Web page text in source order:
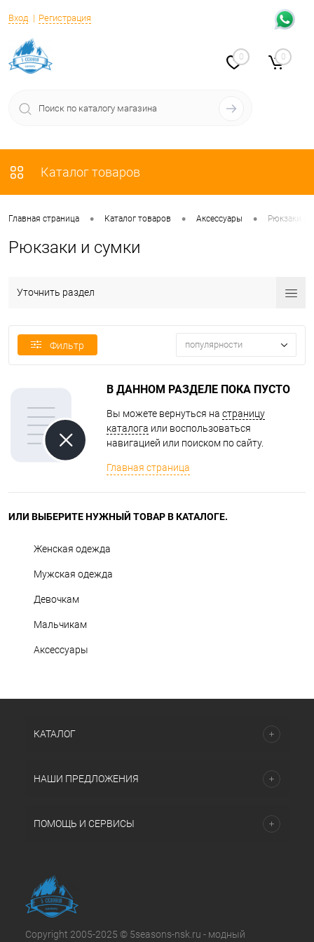
Вход Регистрация
0 0
Каталог товаров
Главная страница • Каталог товаров • Аксессуары • Рюкзаки и
Рюкзаки и сумки
Уточнить раздел
Фильтр популярности
В ДАННОМ РАЗДЕЛЕ ПОКА ПУСТО
Вы можете вернуться на страницу
каталога или воспользоваться
навигацией или поиском по сайту.
Главная страница
ИЛИ ВЫБЕРИТЕ НУЖНЫЙ ТОВАР В КАТАЛОГЕ.
Женская одежда
Мужская одежда
Девочкам
Мальчикам
Аксессуары
КАТАЛОГ
НАШИ ПРЕДЛОЖЕНИЯ
ПОМОЩЬ И СЕРВИСЫ
Copyright 2005-2025 © 5seasons-nsk.ru - модный